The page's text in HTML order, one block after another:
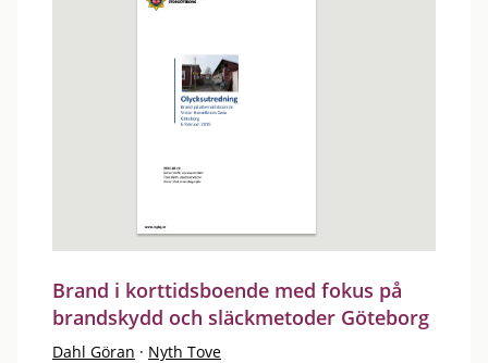
Brand i korttidsboende med fokus på
brandskydd och släckmetoder Göteborg
Dahl Göran · Nyth Tove